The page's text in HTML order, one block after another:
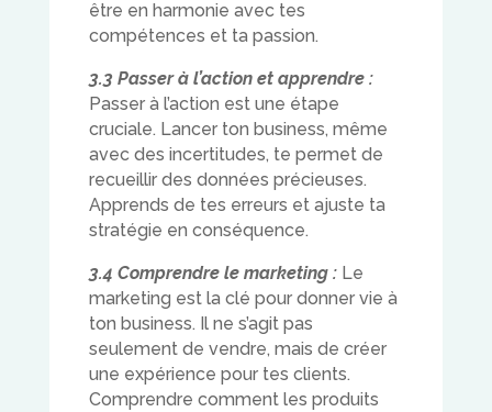
être en harmonie avec tes
compétences et ta passion.
3.3 Passer à l’action et apprendre :
Passer à l’action est une étape
cruciale. Lancer ton business, même
avec des incertitudes, te permet de
recueillir des données précieuses.
Apprends de tes erreurs et ajuste ta
stratégie en conséquence.
3.4 Comprendre le marketing :Le
marketing est la clé pour donner vie à
ton business. Il ne s’agit pas
seulement de vendre, mais de créer
une expérience pour tes clients.
Comprendre comment les produits